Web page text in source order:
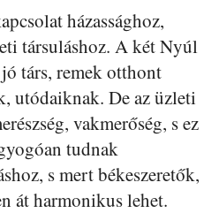
házassághoz,
társuláshoz. A két Nyúl
társ, remek otthont
utódaiknak. De az üzleti
vakmerőség, s ez
tudnak
s mert békeszeretők,
át harmonikus lehet.